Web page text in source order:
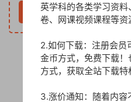
立
英学科的各类学习资
卷、网课视频课程等资
2.如何下载：注册会员
金币方式，免费下载
方式，获取全站下载特
3.涨价通知：随着内容